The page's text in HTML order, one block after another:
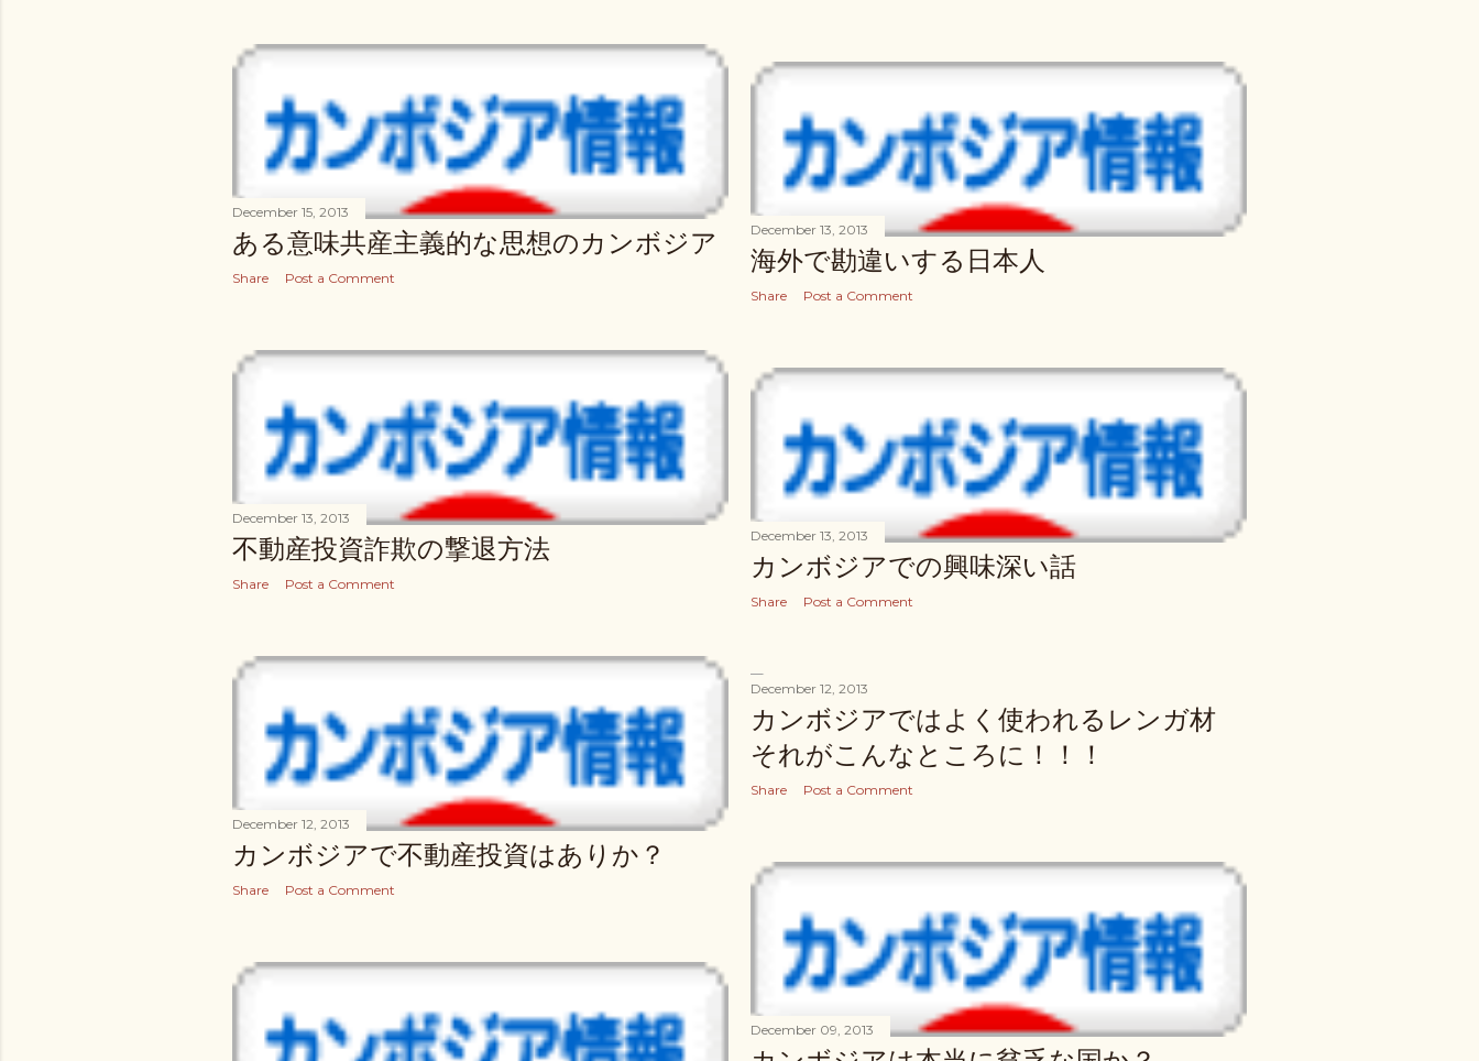
December 15, 2013
ある意味共産主義的な思想のカンボジア
Share Post a Comment
December 13, 2013
海外で勘違いする日本人
Share Post a Comment
December 13, 2013
不動産投資詐欺の撃退方法
Share Post a Comment
December 13, 2013
カンボジアでの興味深い話
Share Post a Comment
December 12, 2013
カンボジアで不動産投資はありか？
Share Post a Comment
December 12, 2013
カンボジアではよく使われるレンガ材
それがこんなところに！！！
Share Post a Comment
December 09, 2013